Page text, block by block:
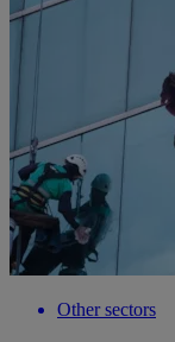
Other sectors